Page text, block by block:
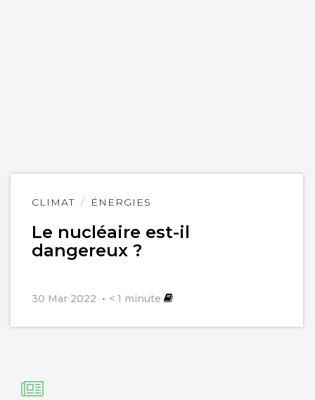
CLIMAT ÉNERGIES
Le nucléaire est-il
dangereux ?
30 Mar 2022 < 1 minute
Lire